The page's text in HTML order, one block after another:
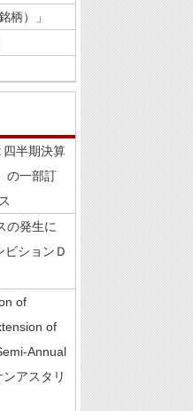
柄）」
四半期決算
の一部訂
の発生に
ションＤ
of
of
Annual
アスタリ